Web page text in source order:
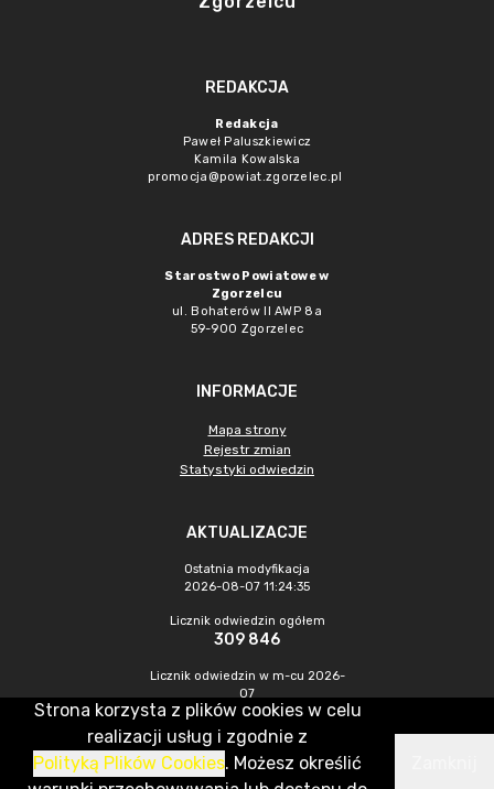
REDAKCJA
Redakcja
Paweł Paluszkiewicz
Kamila Kowalska
promocja@powiat.zgorzelec.pl
ADRES REDAKCJI
Starostwo Powiatowe w
Zgorzelcu
ul. Bohaterów II AWP 8a
59-900 Zgorzelec
INFORMACJE
Mapa strony
Rejestr zmian
Statystyki odwiedzin
AKTUALIZACJE
Ostatnia modyfikacja
2026-08-07 11:24:35
Licznik odwiedzin ogółem
309 846
Licznik odwiedzin w m-cu 2026-
07
544
CMS & Hosting: Nefeni Sp. z o.o.
Strona korzysta z plików cookies w celu
realizacji usług i zgodnie z
Polityką Plików Cookies. Możesz określić